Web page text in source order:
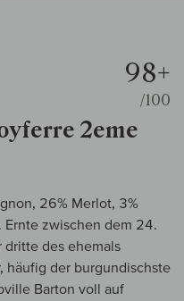
2eme
98+
/100
26% Merlot, 3%
Ernte zwischen dem 24.
dritte des ehemals
der burgundischste
Barton voll auf